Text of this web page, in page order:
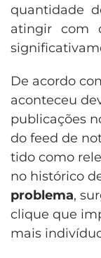
quantidade
atingir com
De acordo
aconteceu
publicações
do feed de
tido como
no histórico
problema,
clique que
mais